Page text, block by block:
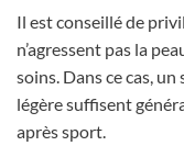
Il est conseillé de
n’agressent pas la
soins. Dans ce cas,
légère suffisent
après sport.